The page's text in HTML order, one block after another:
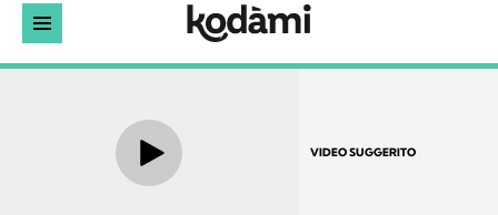
VIDEO SUGGERITO